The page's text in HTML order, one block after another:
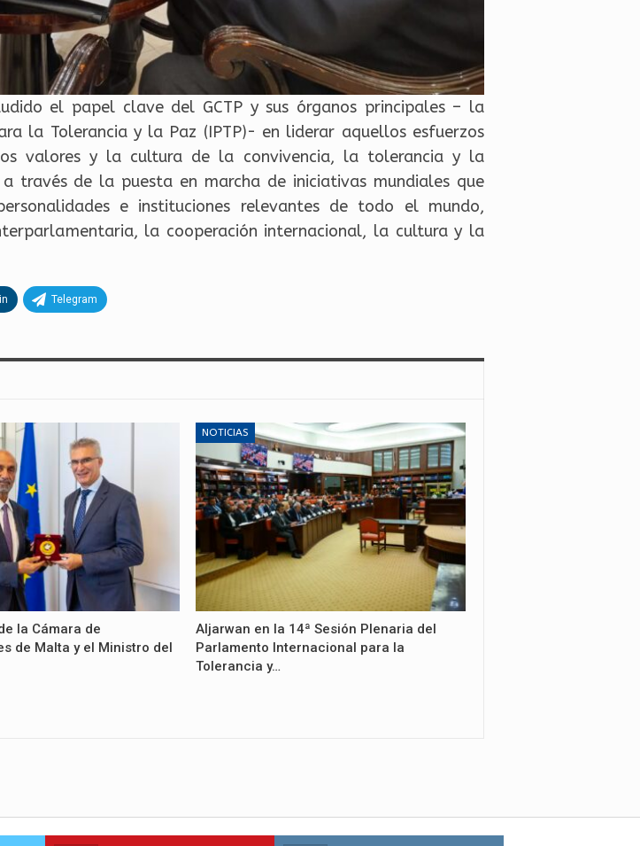
el papel clave del GCTP y sus órganos principales – la
la Tolerancia y la Paz (IPTP)- en liderar aquellos esfuerzos
valores y la cultura de la convivencia, la tolerancia y la
través de la puesta en marcha de iniciativas mundiales que
e instituciones relevantes de todo el mundo,
la cooperación internacional, la cultura y la
Telegram
la Cámara de
de Malta y el Ministro del
NOTICIAS
Aljarwan en la 14ª Sesión Plenaria del
Parlamento Internacional para la
Tolerancia y…